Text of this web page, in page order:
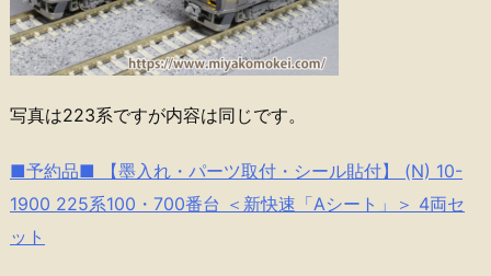
写真は223系ですが内容は同じです。
■予約品■ 【墨入れ・パーツ取付・シール貼付】 (N) 10-
1900 225系100・700番台 ＜新快速「Aシート」＞ 4両セ
ット